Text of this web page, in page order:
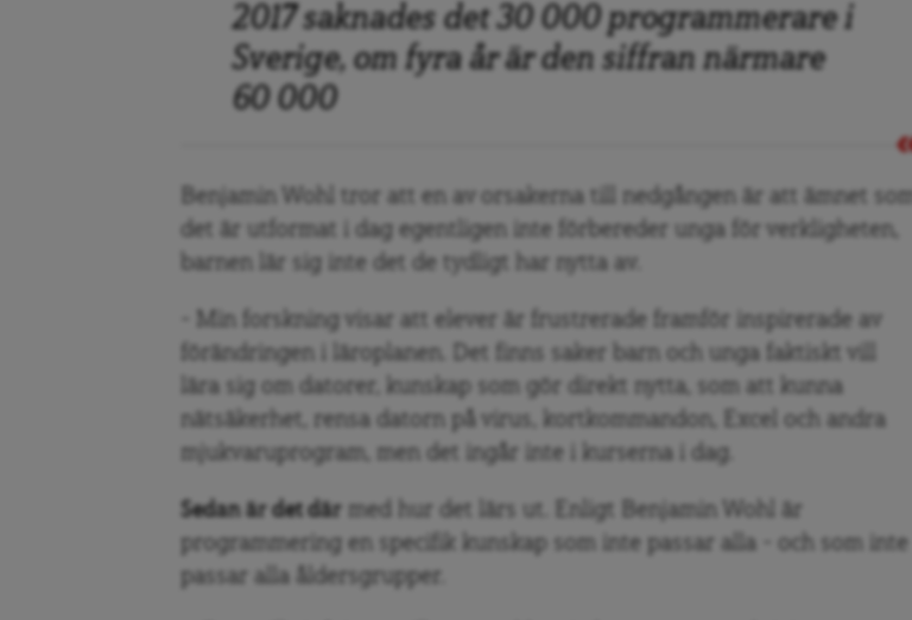
2017 saknades det 30 000 programmerare i
Sverige, om fyra år är den siffran närmare
60 000
Benjamin Wohl tror att en av orsakerna till nedgången är att ämnet som
det är utformat i dag egentligen inte förbereder unga för verkligheten,
barnen lär sig inte det de tydligt har nytta av.
– Min forskning visar att elever är frustrerade framför inspirerade av
förändringen i läroplanen. Det finns saker barn och unga faktiskt vill
lära sig om datorer, kunskap som gör direkt nytta, som att kunna
nätsäkerhet, rensa datorn på virus, kortkommandon, Excel och andra
mjukvaruprogram, men det ingår inte i kurserna i dag.
Sedan är det där med hur det lärs ut. Enligt Benjamin Wohl är
programmering en specifik kunskap som inte passar alla – och som inte
passar alla åldersgrupper.